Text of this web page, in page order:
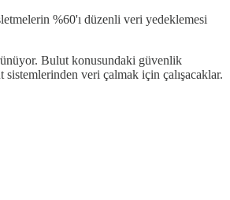
%60'ı düzenli veri yedeklemesi
Bulut konusundaki güvenlik
veri çalmak için çalışacaklar.